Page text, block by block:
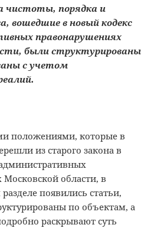
чистоты, порядка и
вошедшие в новый кодекс
правонарушениях
были структурированы
с учетом
положениями, которые в
из старого закона в
области, в
появились статьи,
по объектам, а
раскрывают суть